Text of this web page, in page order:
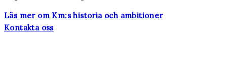
Läs mer om Km:s historia och ambitioner
Kontakta oss